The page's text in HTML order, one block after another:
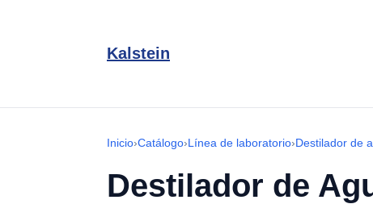
Kalstein
Inicio›Catálogo›Línea de laboratorio›Destilador de
Destilador de